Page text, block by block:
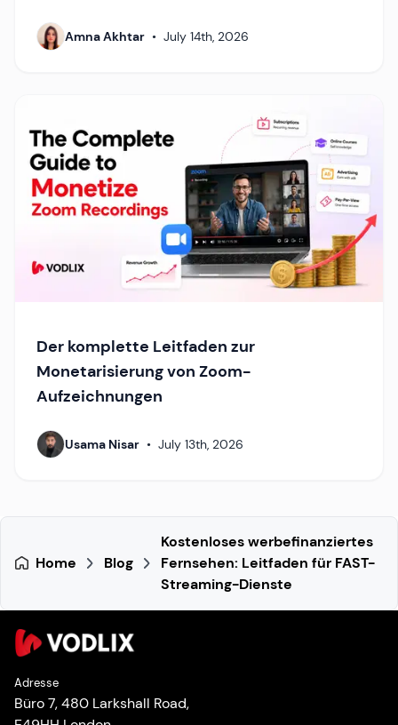
Amna Akhtar • July 14th, 2026
Der komplette Leitfaden zur
Monetarisierung von Zoom-
Aufzeichnungen
Usama Nisar • July 13th, 2026
Home Blog
Kostenloses werbefinanziertes
Fernsehen: Leitfaden für FAST-
Streaming-Dienste
Adresse
Büro 7, 480 Larkshall Road,